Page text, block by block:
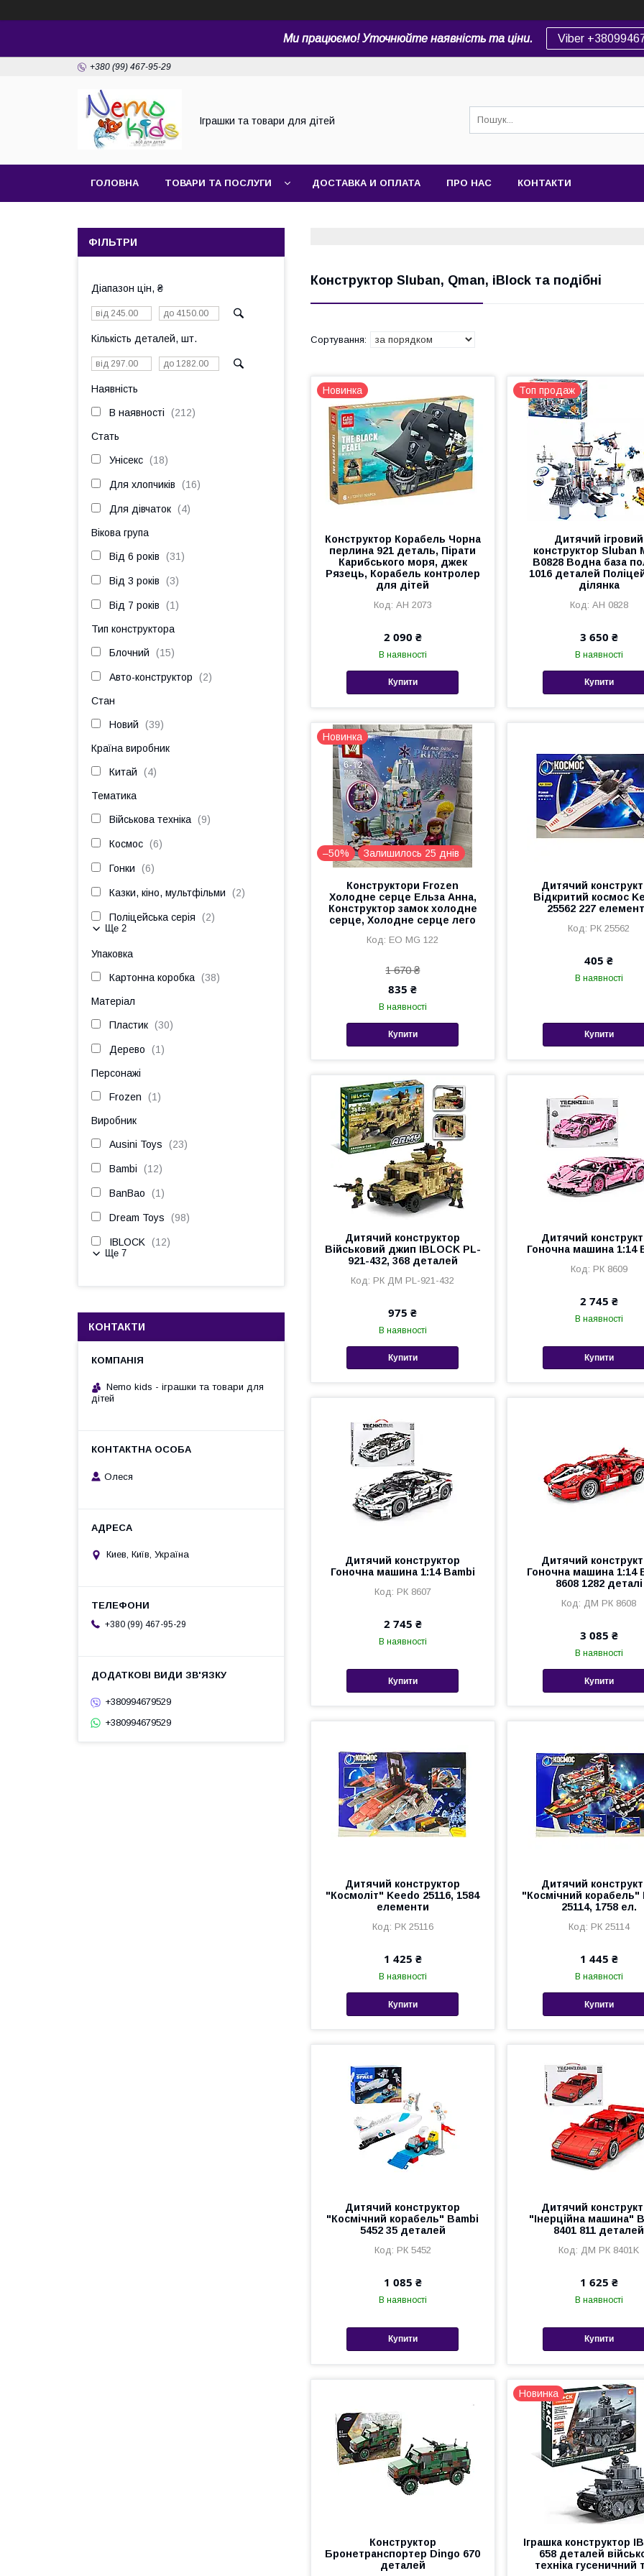
Ми працюємо! Уточнюйте наявність та ціни. Viber
+380 (99) 467-95-29
Іграшки та товари для дітей
ГОЛОВНА ТОВАРИ ТА ПОСЛУГИ ДОСТАВКА И ОПЛАТА ПРО НАС КОНТАКТИ
Конструктор Sluban, Qman, iBlock та подібні
Новинка
Конструктор Корабель Чорна
перлина 921 деталь, Пірати
Карибського моря, джек
Рязець, Корабель контролер
для дітей
АН 2073
2 090 ₴
В наявності
Купити
Топ продаж
Дитячий ігровий
конструктор Sluban
B0828 Водна база
1016 деталей
ділянка
АН 0828
3 650 ₴
В наявності
Купити
Новинка
–50% Залишилось 25 днів
Конструктори Frozen
Холодне серце Ельза Анна,
Конструктор замок холодне
серце, Холодне серце лего
ЕО MG 122
1 670 ₴
835 ₴
В наявності
Купити
Дитячий
Відкритий космос
25562 227
РК 25562
405 ₴
В наявності
Купити
Дитячий конструктор
Військовий джип IBLOCK PL-
921-432, 368 деталей
РК ДМ PL-921-432
975 ₴
В наявності
Купити
Дитячий
Гоночна машина 1:14
РК 8609
2 745 ₴
В наявності
Купити
Дитячий конструктор
Гоночна машина 1:14 Bambi
РК 8607
2 745 ₴
В наявності
Купити
Дитячий
Гоночна машина 1:14
8608 1282 деталі
ДМ РК 8608
3 085 ₴
В наявності
Купити
Дитячий конструктор
"Космоліт" Keedo 25116, 1584
елементи
РК 25116
1 425 ₴
В наявності
Купити
Дитячий
"Космічний корабель"
25114, 1758 ел.
РК 25114
1 445 ₴
В наявності
Купити
Дитячий конструктор
"Космічний корабель" Bambi
5452 35 деталей
РК 5452
1 085 ₴
В наявності
Купити
Дитячий
"Інерційна машина"
8401 811 деталей
ДМ РК 8401K
1 625 ₴
В наявності
Купити
Конструктор
Бронетранспортер Dingo 670
деталей
Новинка
Іграшка конструктор
658 деталей
техніка гусеничний
ФІЛЬТРИ
Діапазон цін, ₴
Кількість деталей, шт.
Наявність
В наявності 212
Стать
Унісекс 18
Для хлопчиків 16
Для дівчаток 4
Вікова група
Від 6 років 31
Від 3 років 3
Від 7 років 1
Тип конструктора
Блочний 15
Авто-конструктор 2
Стан
Новий 39
Країна виробник
Китай 4
Тематика
Військова техніка 9
Космос 6
Гонки 6
Казки, кіно, мультфільми 2
Поліцейська серія 2
Ще 2
Упаковка
Картонна коробка 38
Матеріал
Пластик 30
Дерево 1
Персонажі
Frozen 1
Виробник
Ausini Toys 23
Bambi 12
BanBao 1
Dream Toys 98
IBLOCK 12
Ще 7
КОНТАКТИ
Nemo kids - іграшки та товари для
дітей
Олеся
Киев, Київ, Україна
+380 (99) 467-95-29
+380994679529
+380994679529